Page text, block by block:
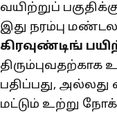
வயிற்றுப்
இது நரம்பு
கிரவுண்டிங்
பதிப்பது,
மட்டும் உற்று